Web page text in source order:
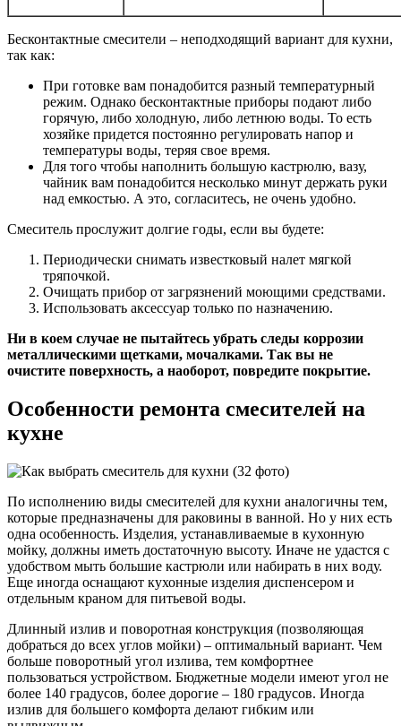
Бесконтактные смесители – неподходящий вариант для кухни,
так как:
При готовке вам понадобится разный температурный
режим. Однако бесконтактные приборы подают либо
горячую, либо холодную, либо летнюю воды. То есть
хозяйке придется постоянно регулировать напор и
температуры воды, теряя свое время.
Для того чтобы наполнить большую кастрюлю, вазу,
чайник вам понадобится несколько минут держать руки
над емкостью. А это, согласитесь, не очень удобно.
Смеситель прослужит долгие годы, если вы будете:
Периодически снимать известковый налет мягкой
тряпочкой.
Очищать прибор от загрязнений моющими средствами.
Использовать аксессуар только по назначению.
Ни в коем случае не пытайтесь убрать следы коррозии
металлическими щетками, мочалками. Так вы не
очистите поверхность, а наоборот, повредите покрытие.
Особенности ремонта смесителей на
кухне
По исполнению виды смесителей для кухни аналогичны тем,
которые предназначены для раковины в ванной. Но у них есть
одна особенность. Изделия, устанавливаемые в кухонную
мойку, должны иметь достаточную высоту. Иначе не удастся с
удобством мыть большие кастрюли или набирать в них воду.
Еще иногда оснащают кухонные изделия диспенсером и
отдельным краном для питьевой воды.
Длинный излив и поворотная конструкция (позволяющая
добраться до всех углов мойки) – оптимальный вариант. Чем
больше поворотный угол излива, тем комфортнее
пользоваться устройством. Бюджетные модели имеют угол не
более 140 градусов, более дорогие – 180 градусов. Иногда
излив для большего комфорта делают гибким или